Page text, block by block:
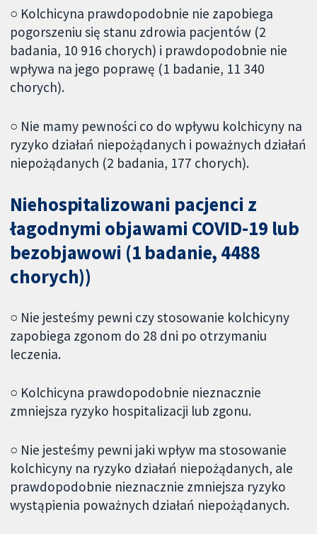
○ Kolchicyna prawdopodobnie nie zapobiega
pogorszeniu się stanu zdrowia pacjentów (2
badania, 10 916 chorych) i prawdopodobnie nie
wpływa na jego poprawę (1 badanie, 11 340
chorych).
○ Nie mamy pewności co do wpływu kolchicyny na
ryzyko działań niepożądanych i poważnych działań
niepożądanych (2 badania, 177 chorych).
Niehospitalizowani pacjenci z
łagodnymi objawami COVID-19 lub
bezobjawowi (1 badanie, 4488
chorych))
○ Nie jesteśmy pewni czy stosowanie kolchicyny
zapobiega zgonom do 28 dni po otrzymaniu
leczenia.
○ Kolchicyna prawdopodobnie nieznacznie
zmniejsza ryzyko hospitalizacji lub zgonu.
○ Nie jesteśmy pewni jaki wpływ ma stosowanie
kolchicyny na ryzyko działań niepożądanych, ale
prawdopodobnie nieznacznie zmniejsza ryzyko
wystąpienia poważnych działań niepożądanych.